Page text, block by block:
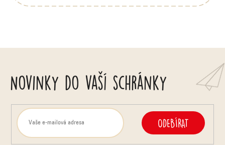
Novinky do vaší schránky
ODEBÍRAT